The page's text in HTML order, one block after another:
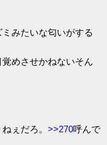
みたいな匂いがする
めさせかねないそん
ねぇだろ。>>270呼んで